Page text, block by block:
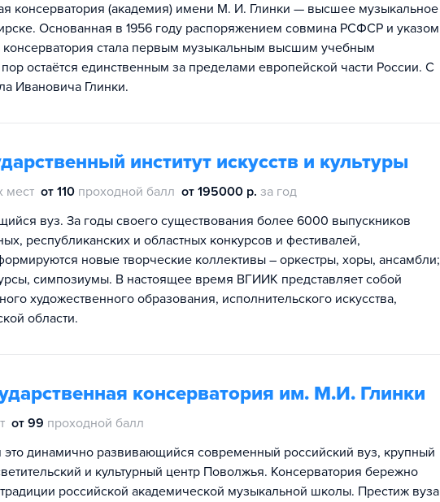
консерватория (академия) имени М. И. Глинки — высшее музыкальное
Основанная в 1956 году распоряжением совмина РСФСР и указом
консерватория стала первым музыкальным высшим учебным
остаётся единственным за пределами европейской части России. С
Ивановича Глинки.
институт искусств и культуры
мест от 110 проходной балл от 195000 р. за год
вуз. За годы своего существования более 6000 выпускников
республиканских и областных конкурсов и фестивалей,
новые творческие коллективы – оркестры, хоры, ансамбли;
симпозиумы. В настоящее время ВГИИК представляет собой
художественного образования, исполнительского искусства,
области.
консерватория им. М.И. Глинки
от 99 проходной балл
это динамично развивающийся современный российский вуз, крупный
и культурный центр Поволжья. Консерватория бережно
российской академической музыкальной школы. Престиж вуза